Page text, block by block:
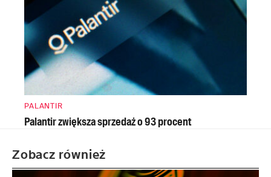
PALANTIR
Palantir zwiększa sprzedaż o 93 procent
Zobacz również